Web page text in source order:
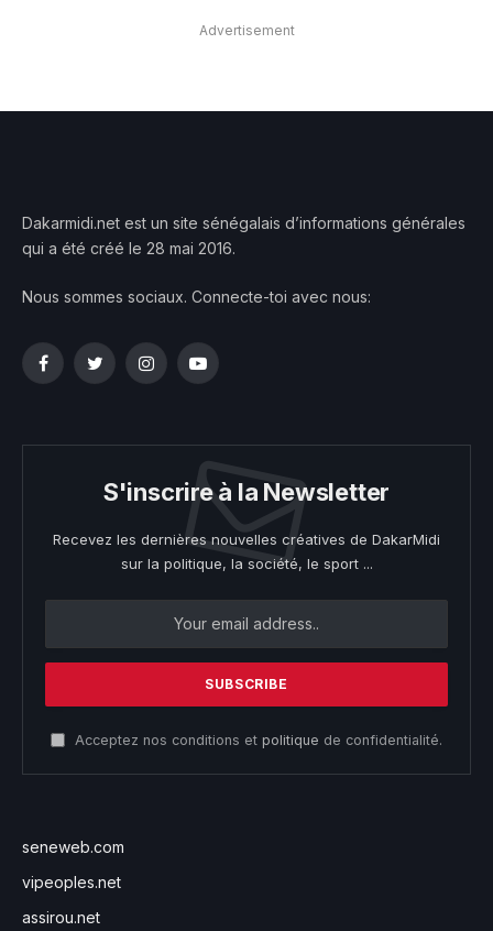
Advertisement
Dakarmidi.net est un site sénégalais d’informations générales
qui a été créé le 28 mai 2016.
Nous sommes sociaux. Connecte-toi avec nous:
FacebookTwitterInstagramYouTube
S'inscrire à la Newsletter
Recevez les dernières nouvelles créatives de DakarMidi
sur la politique, la société, le sport ...
Acceptez nos conditions et politique de confidentialité.
seneweb.com
vipeoples.net
assirou.net